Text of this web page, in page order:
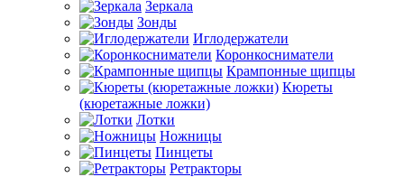
Зеркала
Зонды
Иглодержатели
Коронкосниматели
Крампонные щипцы
Кюреты
(кюретажные ложки)
Лотки
Ножницы
Пинцеты
Ретракторы